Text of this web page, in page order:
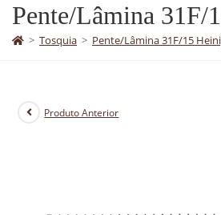
Pente/Lâmina 31F/
> Tosquia > Pente/Lâmina 31F/15
Produto Anterior